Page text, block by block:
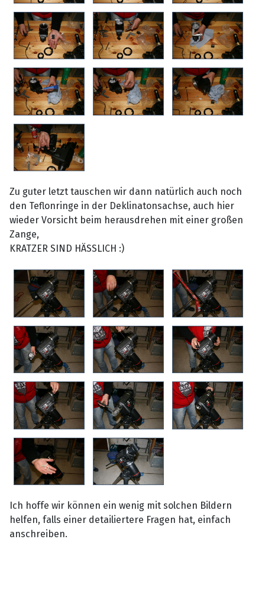
Zu guter letzt tauschen wir dann natürlich auch noch
den Teflonringe in der Deklinatonsachse, auch hier
wieder Vorsicht beim herausdrehen mit einer großen
Zange,
KRATZER SIND HÄSSLICH :)
Ich hoffe wir können ein wenig mit solchen Bildern
helfen, falls einer detailiertere Fragen hat, einfach
anschreiben.